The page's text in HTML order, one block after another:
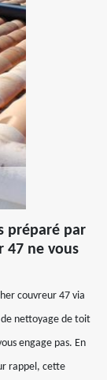
préparé par
47 ne vous
couvreur 47 via
nettoyage de toit
engage pas. En
rappel, cette